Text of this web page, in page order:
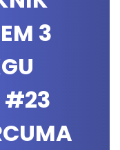
3
#23